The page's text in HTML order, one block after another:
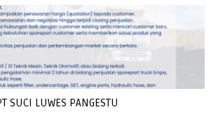
SUCI LUWES PANGESTU